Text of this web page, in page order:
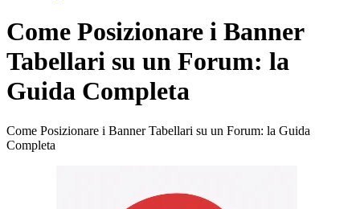
Come Posizionare i Banner
Tabellari su un Forum: la
Guida Completa
Come Posizionare i Banner Tabellari su un Forum: la Guida
Completa